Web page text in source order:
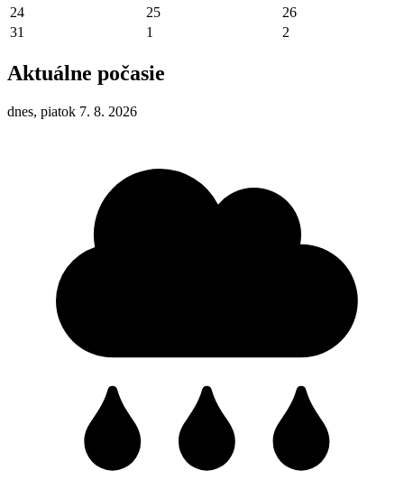
24 25
26
31
1 2
Aktuálne počasie
dnes, piatok 7. 8. 2026